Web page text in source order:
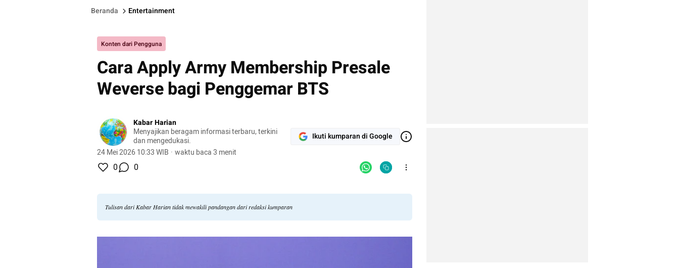
Beranda Entertainment
Konten dari Pengguna
Cara Apply Army Membership Presale
Weverse bagi Penggemar BTS
Kabar Harian
Menyajikan beragam informasi terbaru, terkini
dan mengedukasi.
24 Mei 2026 10:33 WIB · waktu baca 3 menit
Ikuti kumparan di Google
0 0
Tulisan dari Kabar Harian tidak mewakili pandangan dari redaksi kumparan